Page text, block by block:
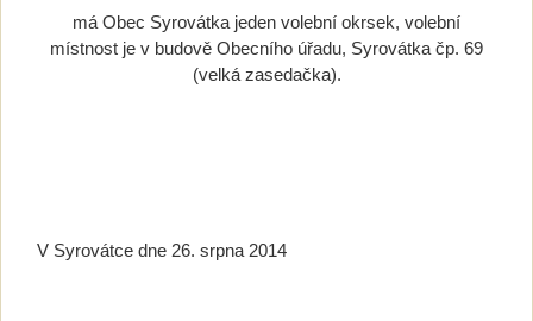
má Obec Syrovátka jeden volební okrsek, volební
místnost je v budově Obecního úřadu, Syrovátka čp. 69
(velká zasedačka).
V Syrovátce dne 26. srpna 2014